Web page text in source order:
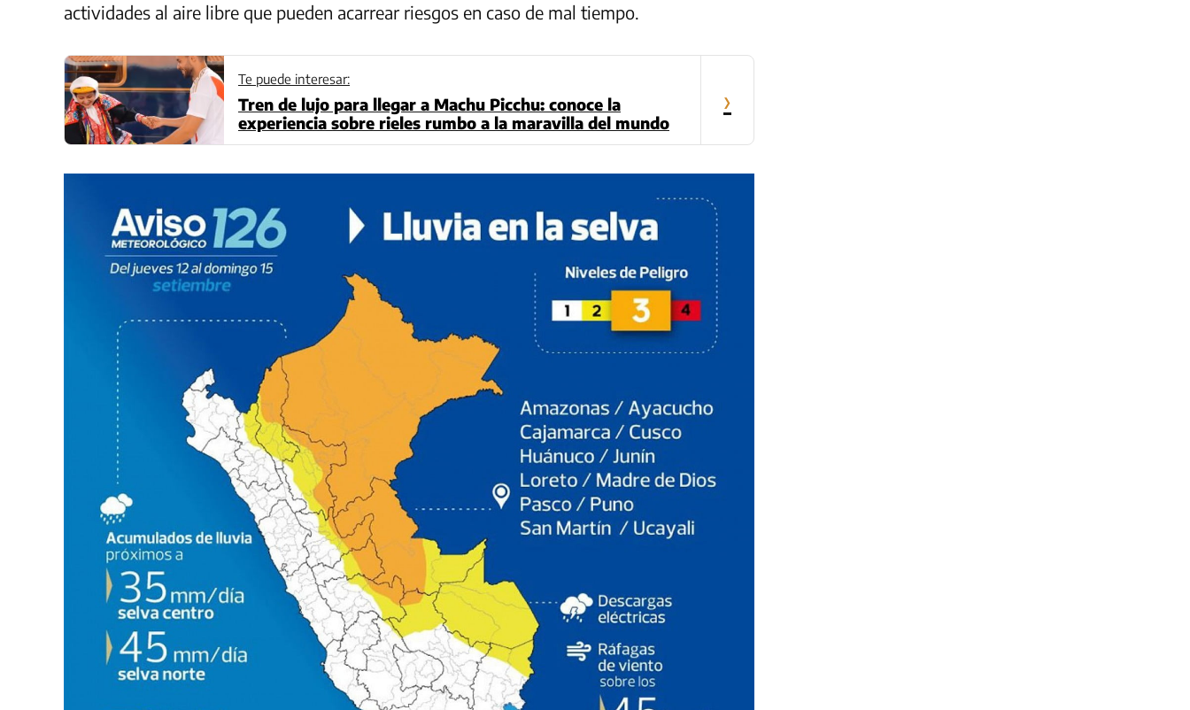
actividades al aire libre que pueden acarrear riesgos en caso de mal tiempo.
Te puede interesar:
Tren de lujo para llegar a Machu Picchu: conoce la
experiencia sobre rieles rumbo a la maravilla del mundo
›